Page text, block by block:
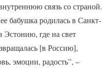
связь со страной.
бабушка родилась в Санкт-
Эстонию, где на свет
[в Россию],
эмоции, радость”, –